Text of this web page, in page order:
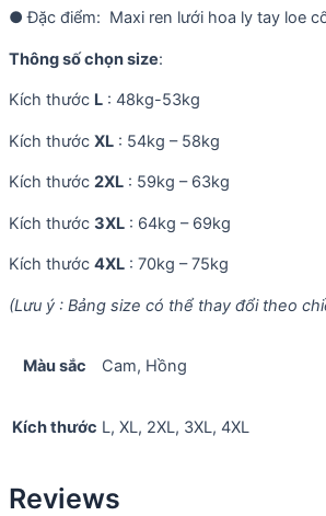
● Đặc điểm: Maxi ren lưới hoa ly tay loe
Thông số chọn size:
Kích thước L : 48kg-53kg
Kích thước XL : 54kg – 58kg
Kích thước 2XL : 59kg – 63kg
Kích thước 3XL : 64kg – 69kg
Kích thước 4XL : 70kg – 75kg
(Lưu ý : Bảng size có thể thay đổi theo
Màu sắc Cam, Hồng
Kích thước L, XL, 2XL, 3XL, 4XL
Reviews